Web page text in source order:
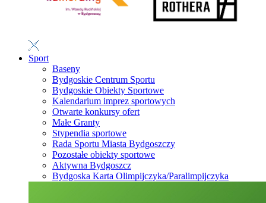
Sport
Baseny
Bydgoskie Centrum Sportu
Bydgoskie Obiekty Sportowe
Kalendarium imprez sportowych
Otwarte konkursy ofert
Małe Granty
Stypendia sportowe
Rada Sportu Miasta Bydgoszczy
Pozostałe obiekty sportowe
Aktywna Bydgoszcz
Bydgoska Karta Olimpijczyka/Paralimpijczyka